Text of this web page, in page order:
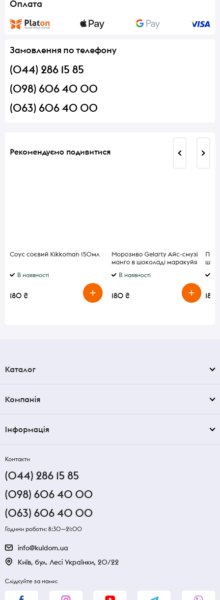
Оплата
Замовлення по телефону
(044) 286 15 85
(098) 606 40 00
(063) 606 40 00
Рекомендуємо подивитися
Соус соєвий Kikkoman 150мл
В наявності
180 ₴
Морозиво Gelarty Айс-смузі
манго в шоколаді маракуйя
В наявності
180 ₴ 180
Каталог
Компанія
Інформація
Контакти
(044) 286 15 85
(098) 606 40 00
(063) 606 40 00
Години роботи: 8:30—21:00
info@kuldom.ua
Київ, бул. Лесі Українки, 20/22
Слідкуйте за нами: